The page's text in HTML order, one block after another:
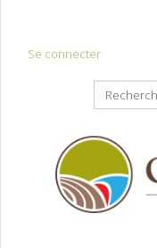
Se connecter